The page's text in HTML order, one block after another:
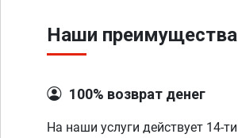
Наши преимущества
100% возврат денег
На наши услуги действует 14-ти